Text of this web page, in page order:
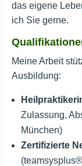
das eigene
ich Sie gerne.
Meine Arbeit
Ausbildung:
Zulassung,
München)
Zertifizierte